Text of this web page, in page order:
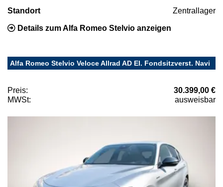
Standort Zentrallager
Details zum Alfa Romeo Stelvio anzeigen
Alfa Romeo Stelvio Veloce Allrad AD El. Fondsitzverst. Navi
Preis:
30.399,00 €
MWSt:
ausweisbar